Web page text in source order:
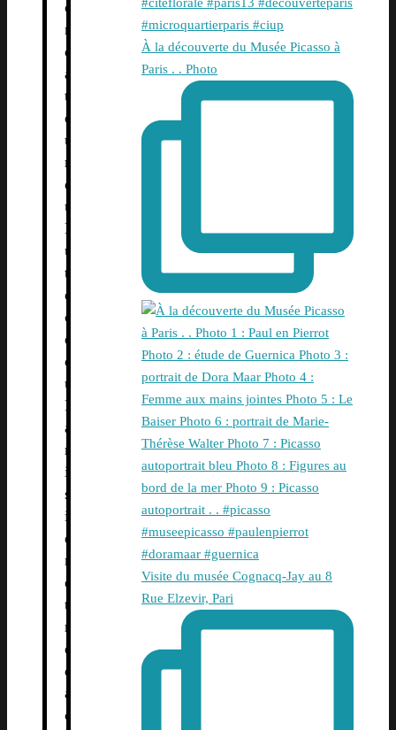
o
n
d
a
t
e
u
r
d
u
L
u
t
è
c
e
d
u
P
a
r
i
s
i
e
n
e
t
r
é
d
a
c
À la découverte du Musée Picasso à
Paris . . Photo
Visite du musée Cognacq-Jay au 8
Rue Elzevir, Pari